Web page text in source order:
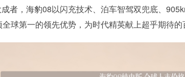
者，海豹08以闪充技术、泊车智驾双兜底、
球第一的领先优势，为时代精英献上超乎期待的